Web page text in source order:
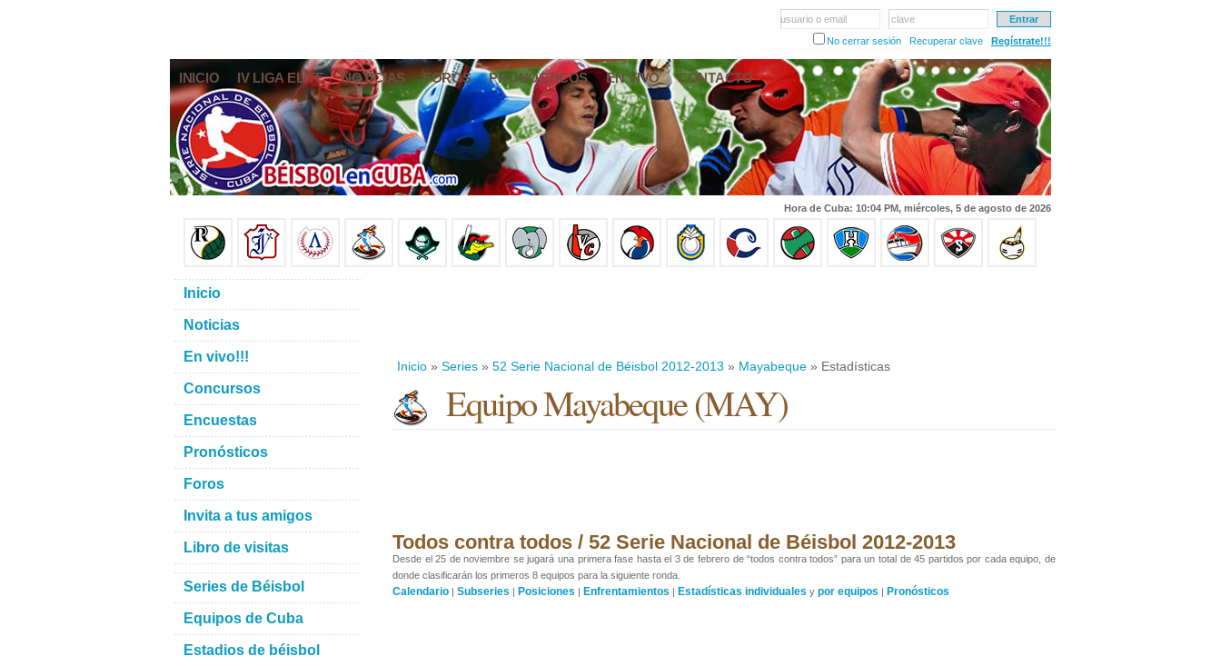
usuario o email
clave
No cerrar sesión
Recuperar clave Regístrate!!!
INICIO IV LIGA ELITE NOTICIAS FOROS PRONÓSTICOS EN VIVO CONTACTO
Hora de Cuba: 10:04 PM, miércoles, 5 de agosto de 2026
Inicio » Series » 52 Serie Nacional de Béisbol 2012-2013 » Mayabeque » Estadísticas
Equipo Mayabeque (MAY)
Todos contra todos / 52 Serie Nacional de Béisbol 2012-2013
Desde el 25 de noviembre se jugará una primera fase hasta el 3 de febrero de “todos contra todos” para un total de 45 partidos por cada equipo, de
donde clasificarán los primeros 8 equipos para la siguiente ronda.
Calendario | Subseries | Posiciones | Enfrentamientos | Estadísticas individuales y por equipos | Pronósticos
Inicio
Noticias
En vivo!!!
Concursos
Encuestas
Pronósticos
Foros
Invita a tus amigos
Libro de visitas
Series de Béisbol
Equipos de Cuba
Estadios de béisbol